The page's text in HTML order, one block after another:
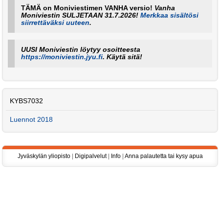
TÄMÄ on Moniviestimen VANHA versio! Vanha
Moniviestin SULJETAAN 31.7.2026!Merkkaa sisältösi
siirrettäväksi uuteen.
UUSI Moniviestin löytyy osoitteesta
https://moniviestin.jyu.fi. Käytä sitä!
KYBS7032
Luennot 2018
Jyväskylän yliopisto| Digipalvelut| Info| Anna palautetta tai kysy apua